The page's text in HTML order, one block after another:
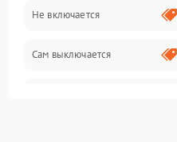
Не включается
Сам выключается